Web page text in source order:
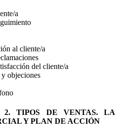
a
al cliente/a
del cliente/a
objeciones
2. TIPOS DE VENTAS. LA
Y PLAN DE ACCIÓN